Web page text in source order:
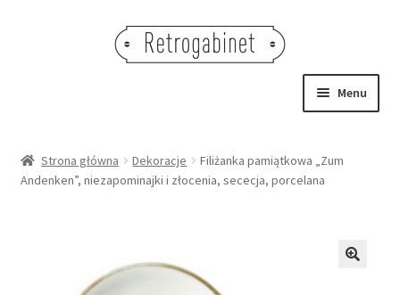
Menu
OBRAZY
DEKORACJE
Strona główna Dekoracje
Filiżanka pamiątkowa „Zum
Andenken”, niezapominajki i złocenia, sececja, porcelana